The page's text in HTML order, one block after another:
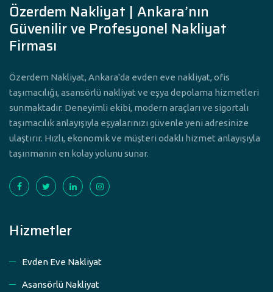
Özerdem Nakliyat | Ankara’nın
Güvenilir ve Profesyonel Nakliyat
Firması
Özerdem Nakliyat, Ankara'da evden eve nakliyat, ofis
taşımacılığı, asansörlü nakliyat ve eşya depolama hizmetleri
sunmaktadır. Deneyimli ekibi, modern araçları ve sigortalı
taşımacılık anlayışıyla eşyalarınızı güvenle yeni adresinize
ulaştırır. Hızlı, ekonomik ve müşteri odaklı hizmet anlayışıyla
taşınmanın en kolay yolunu sunar.
Hizmetler
Evden Eve Nakliyat
Asansörlü Nakliyat